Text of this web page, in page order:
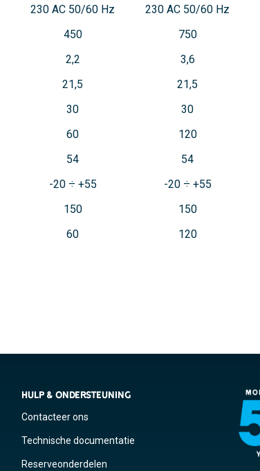
230 AC 50/60 Hz
450
2,2
21,5
30
60
54
-20 ÷ +55
150
60
230 AC 50/60 Hz
750
3,6
21,5
30
120
54
-20 ÷ +55
150
120
HULP & ONDERSTEUNING
Contacteer ons
Technische documentatie
Reserveonderdelen